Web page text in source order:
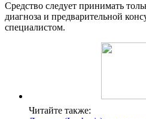
Средство следует принимать
диагноза и предварительной
специалистом.
Читайте также: